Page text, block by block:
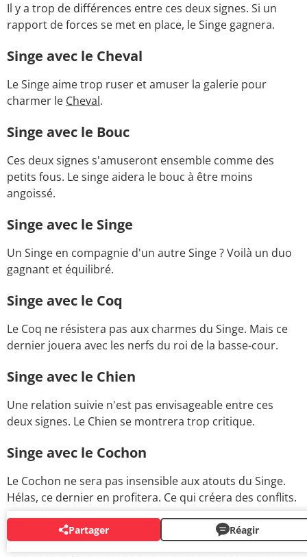
Il y a trop de différences entre ces deux signes. Si un
rapport de forces se met en place, le Singe gagnera.
Singe avec le Cheval
Le Singe aime trop ruser et amuser la galerie pour
charmer le Cheval.
Singe avec le Bouc
Ces deux signes s'amuseront ensemble comme des
petits fous. Le singe aidera le bouc à être moins
angoissé.
Singe avec le Singe
Un Singe en compagnie d'un autre Singe ? Voilà un duo
gagnant et équilibré.
Singe avec le Coq
Le Coq ne résistera pas aux charmes du Singe. Mais ce
dernier jouera avec les nerfs du roi de la basse-cour.
Singe avec le Chien
Une relation suivie n'est pas envisageable entre ces
deux signes. Le Chien se montrera trop critique.
Singe avec le Cochon
Le Cochon ne sera pas insensible aux atouts du Singe.
Hélas, ce dernier en profitera. Ce qui créera des conflits.
Partager Réagir
AUTOUR DU MÊME SUJET